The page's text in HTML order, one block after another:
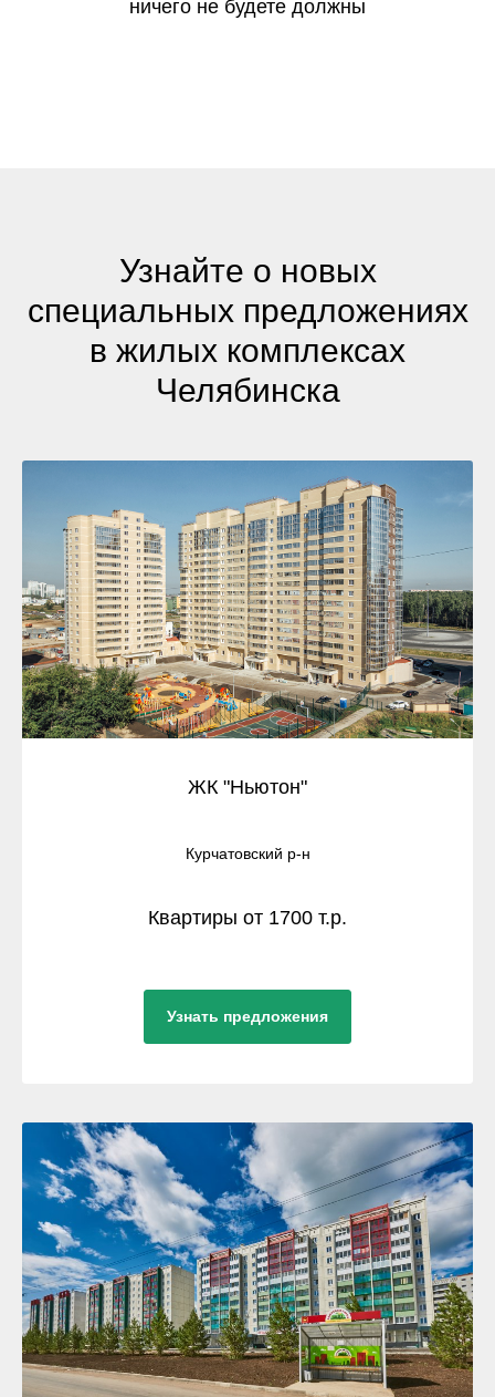
ничего не будете должны
Узнайте о новых
специальных предложениях
в жилых комплексах
Челябинска
ЖК "Ньютон"
Курчатовский р-н
Квартиры от 1700 т.р.
Узнать предложения